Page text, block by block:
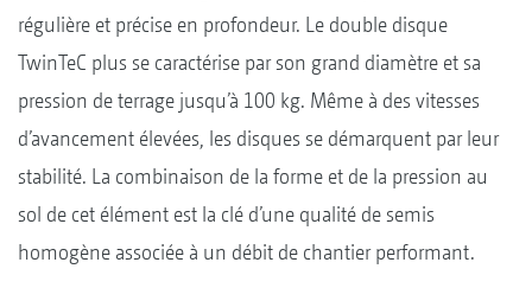
régulière et précise en profondeur. Le double disque
TwinTeC plus se caractérise par son grand diamètre et sa
pression de terrage jusqu’à 100 kg. Même à des vitesses
d’avancement élevées, les disques se démarquent par leur
stabilité. La combinaison de la forme et de la pression au
sol de cet élément est la clé d’une qualité de semis
homogène associée à un débit de chantier performant.